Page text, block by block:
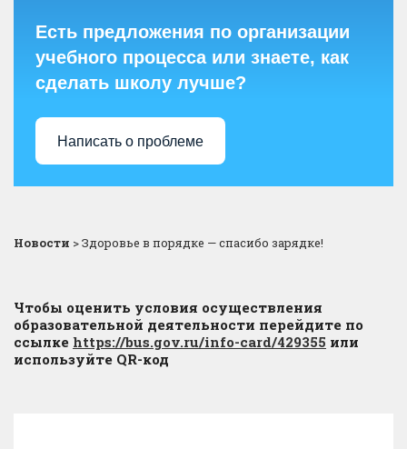
Есть предложения по организации
учебного процесса или знаете, как
сделать школу лучше?
Написать о проблеме
Новости >Здоровье в порядке — спасибо зарядке!
Чтобы оценить условия осуществления
образовательной деятельности перейдите по
ссылке https://bus.gov.ru/info-card/429355 или
используйте QR-код